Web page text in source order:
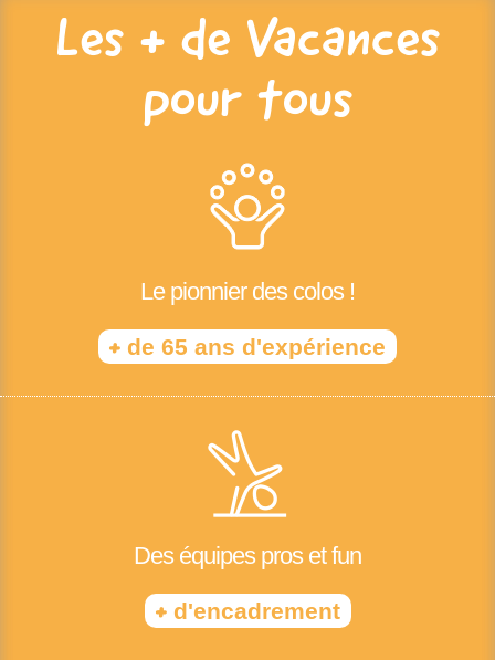
Les + de Vacances
pour tous
Le pionnier des colos !
+ de 65 ans d'expérience
Des équipes pros et fun
+d'encadrement